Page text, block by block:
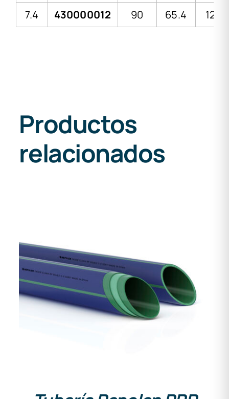
7.4 430000012 90 65.4 12.3
Productos
relacionados
DETALLES